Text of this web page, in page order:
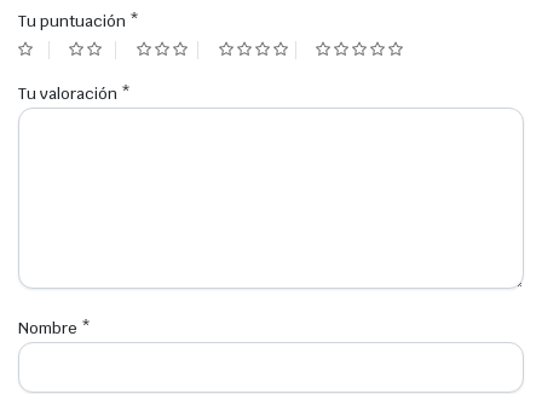
Tu puntuación *
Tu valoración *
Nombre *